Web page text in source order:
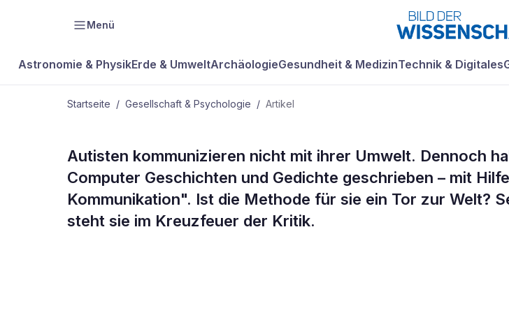
Menü
Astronomie & PhysikErde & UmweltArchäologieGesundheit & MedizinTechnik & Digitales
Startseite / Gesellschaft & Psychologie / Artikel
GESELLSCHAFT & PSYCHOLOGIE
Helfer unter
Verdacht
Autisten kommunizieren nicht mit ihrer Umwelt. Dennoch
Computer Geschichten und Gedichte geschrieben – mit
Kommunikation". Ist die Methode für sie ein Tor zur Welt?
steht sie im Kreuzfeuer der Kritik.